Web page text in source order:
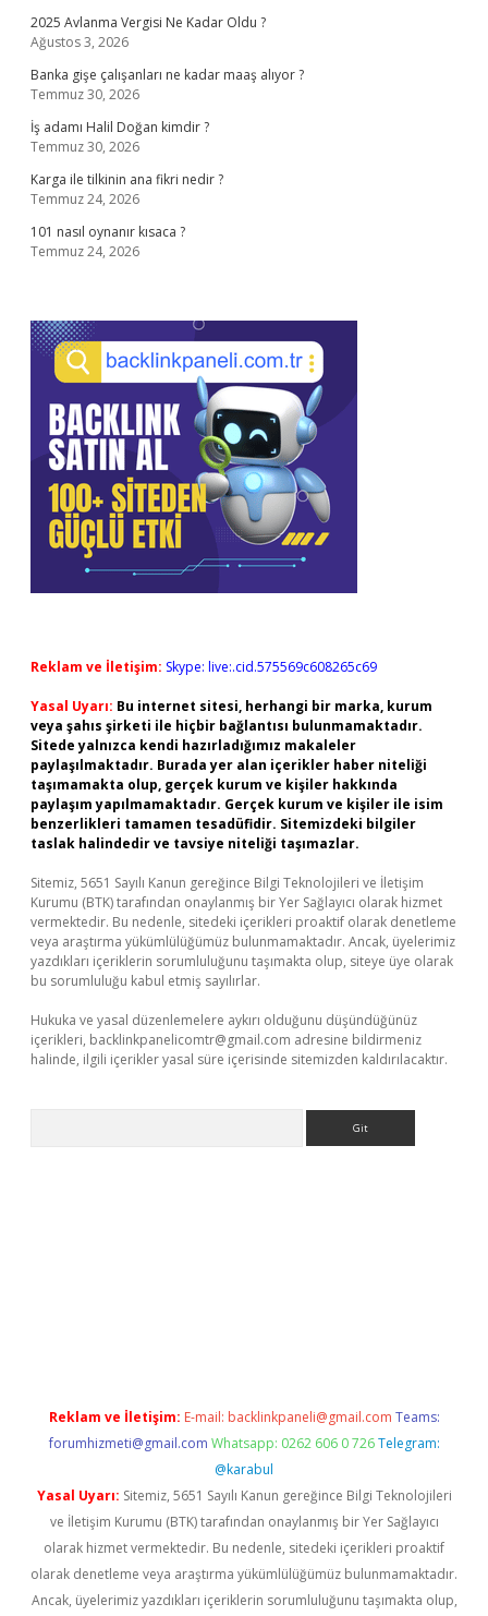
2025 Avlanma Vergisi Ne Kadar Oldu ?
Ağustos 3, 2026
Banka gişe çalışanları ne kadar maaş alıyor ?
Temmuz 30, 2026
İş adamı Halil Doğan kimdir ?
Temmuz 30, 2026
Karga ile tilkinin ana fikri nedir ?
Temmuz 24, 2026
101 nasıl oynanır kısaca ?
Temmuz 24, 2026
Reklam ve İletişim: Skype: live:.cid.575569c608265c69
Yasal Uyarı: Bu internet sitesi, herhangi bir marka, kurum
veya şahıs şirketi ile hiçbir bağlantısı bulunmamaktadır.
Sitede yalnızca kendi hazırladığımız makaleler
paylaşılmaktadır. Burada yer alan içerikler haber niteliği
taşımamakta olup, gerçek kurum ve kişiler hakkında
paylaşım yapılmamaktadır. Gerçek kurum ve kişiler ile isim
benzerlikleri tamamen tesadüfidir. Sitemizdeki bilgiler
taslak halindedir ve tavsiye niteliği taşımazlar.
Sitemiz, 5651 Sayılı Kanun gereğince Bilgi Teknolojileri ve İletişim
Kurumu (BTK) tarafından onaylanmış bir Yer Sağlayıcı olarak hizmet
vermektedir. Bu nedenle, sitedeki içerikleri proaktif olarak denetleme
veya araştırma yükümlülüğümüz bulunmamaktadır. Ancak, üyelerimiz
yazdıkları içeriklerin sorumluluğunu taşımakta olup, siteye üye olarak
bu sorumluluğu kabul etmiş sayılırlar.
Hukuka ve yasal düzenlemelere aykırı olduğunu düşündüğünüz
içerikleri, backlinkpanelicomtr@gmail.com adresine bildirmeniz
halinde, ilgili içerikler yasal süre içerisinde sitemizden kaldırılacaktır.
Reklam ve İletişim: E-mail: backlinkpaneli@gmail.com Teams:
forumhizmeti@gmail.com Whatsapp: 0262 606 0 726 Telegram:
@karabul
Yasal Uyarı: Sitemiz, 5651 Sayılı Kanun gereğince Bilgi Teknolojileri
ve İletişim Kurumu (BTK) tarafından onaylanmış bir Yer Sağlayıcı
olarak hizmet vermektedir. Bu nedenle, sitedeki içerikleri proaktif
olarak denetleme veya araştırma yükümlülüğümüz bulunmamaktadır.
Ancak, üyelerimiz yazdıkları içeriklerin sorumluluğunu taşımakta olup,